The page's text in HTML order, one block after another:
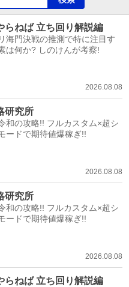
らねば 立ち回り解説編
海門決戦の推測で特に注目す
は何か? しのけんが考察!
2026.08.08
研究所
和の攻略!! フルカスタム×超シ
ードで期待値爆稼ぎ!!
2026.08.08
研究所
和の攻略!! フルカスタム×超シ
ードで期待値爆稼ぎ!!
2026.08.08
らねば 立ち回り解説編